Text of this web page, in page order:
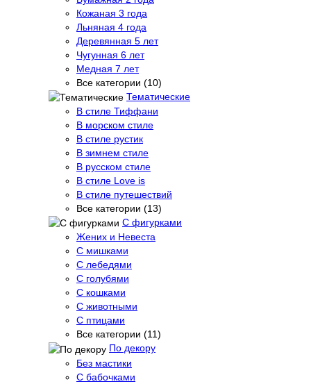
Кожаная 3 года
Льняная 4 года
Деревянная 5 лет
Чугунная 6 лет
Медная 7 лет
Все категории (10)
Тематические
В стиле Тиффани
В морском стиле
В стиле рустик
В зимнем стиле
В русском стиле
В стиле Love is
В стиле путешествий
Все категории (13)
С фигурками
Жених и Невеста
С мишками
С лебедями
С голубями
С кошками
С животными
С птицами
Все категории (11)
По декору
Без мастики
С бабочками